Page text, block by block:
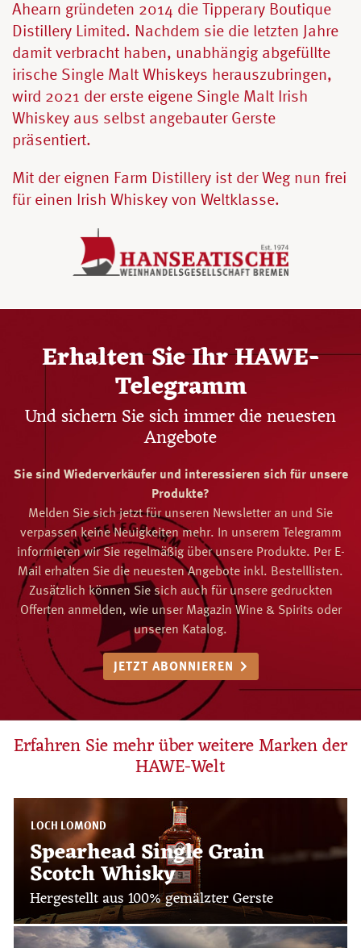
Ahearn gründeten 2014 die Tipperary Boutique
Distillery Limited. Nachdem sie die letzten Jahre
damit verbracht haben, unabhängig abgefüllte
irische Single Malt Whiskeys herauszubringen,
wird 2021 der erste eigene Single Malt Irish
Whiskey aus selbst angebauter Gerste
präsentiert.
Mit der eignen Farm Distillery ist der Weg nun frei
für einen Irish Whiskey von Weltklasse.
Erhalten Sie Ihr HAWE-
Telegramm
Und sichern Sie sich immer die neuesten
Angebote
Sie sind Wiederverkäufer und interessieren sich für unsere
Produkte?
Melden Sie sich jetzt für unseren Newsletter an und Sie
verpassen keine Neuigkeiten mehr. In unserem Telegramm
informieren wir Sie regelmäßig über unsere Produkte. Per E-
Mail erhalten Sie die neuesten Angebote inkl. Bestelllisten.
Zusätzlich können Sie sich auch für unsere gedruckten
Offerten anmelden, wie unser Magazin Wine & Spirits oder
unseren Katalog.
JETZT ABONNIEREN
Erfahren Sie mehr über weitere Marken der
HAWE-Welt
LOCH LOMOND
Spearhead Single Grain
Scotch Whisky
Hergestellt aus 100% gemälzter Gerste